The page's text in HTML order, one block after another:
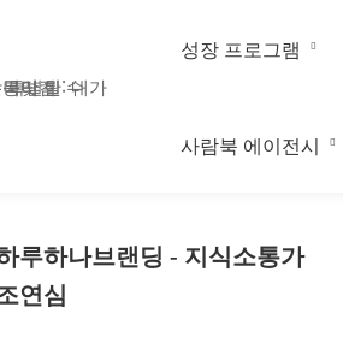
성장 프로그램
사람북 에이전시
가
루하나브랜딩 - 지식소통가
연심